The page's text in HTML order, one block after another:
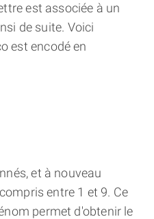
est associée à un
de suite. Voici
est encodé en
et à nouveau
entre 1 et 9. Ce
permet d'obtenir le